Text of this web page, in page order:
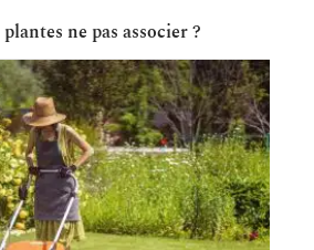
ne pas associer ?